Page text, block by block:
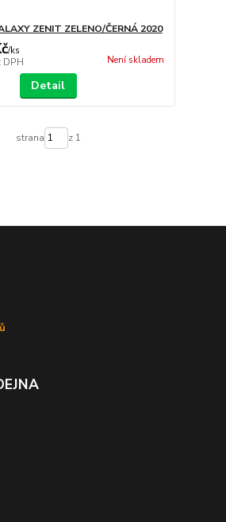
ZENIT ZELENO/ČERNÁ 2020
/ks
DPH Není skladem
Detail
strana z 1